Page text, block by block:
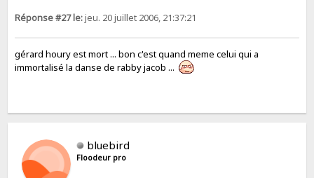
Réponse #27 le:jeu. 20 juillet 2006, 21:37:21
gérard houry est mort ... bon c'est quand meme celui qui a
immortalisé la danse de rabby jacob ...
bluebird
Floodeur pro